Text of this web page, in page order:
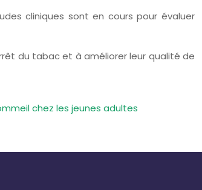
cliniques sont en cours pour évaluer
du tabac et à améliorer leur qualité de
chez les jeunes adultes